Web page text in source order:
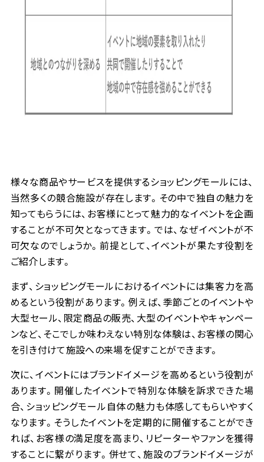
様々な商品やサービスを提供するショッピングモールには、
当然多くの競合施設が存在します。その中で独自の魅力を
知ってもらうには、お客様にとって魅力的なイベントを企画
することが不可欠となってきます。では、なぜイベントが不
可欠なのでしょうか。前提として、イベントが果たす役割を
ご紹介します。
まず、ショッピングモールにおけるイベントには集客力を高
めるという役割があります。例えば、季節ごとのイベントや
大型セール、限定商品の販売、大型のイベントやキャンペー
ンなど、そこでしか味わえない特別な体験は、お客様の関心
を引き付けて施設への来場を促すことができます。
次に、イベントにはブランドイメージを高めるという役割が
あります。開催したイベントで特別な体験を訴求できた場
合、ショッピングモール自体の魅力も体感してもらいやすく
なります。そうしたイベントを定期的に開催することができ
れば、お客様の満足度を高まり、リピーターやファンを獲得
することに繋がります。併せて、施設のブランドイメージが